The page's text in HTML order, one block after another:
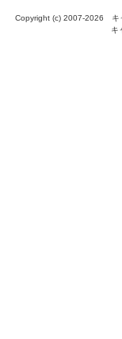
Copyright (c) 2007-2026 キ
キ